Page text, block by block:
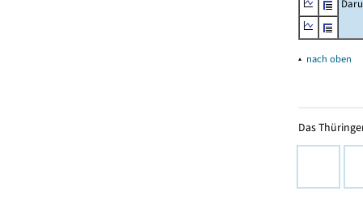
▴ nach oben
Das